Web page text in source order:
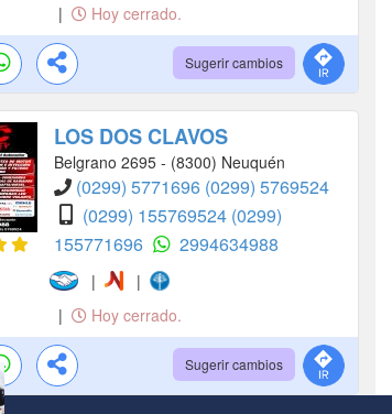
| Hoy cerrado.
Sugerir cambios
LOS DOS CLAVOS
Belgrano 2695 - (8300) Neuquén
(0299) 5771696 (0299) 5769524
(0299) 155769524 (0299)
155771696
2994634988
|
|
|
Hoy cerrado.
Sugerir cambios